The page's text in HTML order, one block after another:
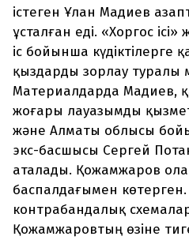
істеген Ұлан Мадиев
ұсталған еді. «Хоргос
іс бойынша күдіктілерге
қыздарды зорлау туралы
Материалдарда Мадиев,
жоғары лауазымды
және Алматы облысы
экс-басшысы Сергей
аталады. Қожамжаров
баспалдағымен
контрабандалық
Қожамжаровтың өзіне